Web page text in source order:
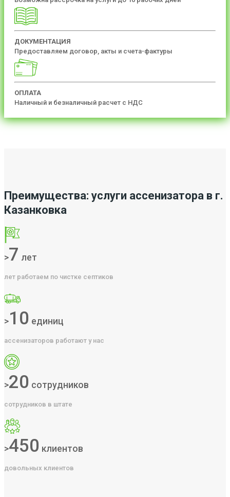
ДОКУМЕНТАЦИЯ
Предоставляем договор, акты и счета-фактуры
ОПЛАТА
Наличный и безналичный расчет с НДС
Преимущества: услуги ассенизатора в г.
Казанковка
>7 лет
лет работаем по чистке септиков
>10 единиц
ассенизаторов работают у нас
>20 сотрудников
сотрудников в штате
>450 клиентов
довольных клиентов